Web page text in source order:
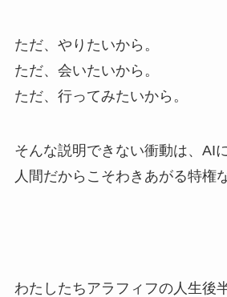
ただ、やりたいから。
ただ、会いたいから。
ただ、行ってみたいから。
そんな説明できない衝動は、AI
人間だからこそわきあがる特権
わたしたちアラフィフの人生後